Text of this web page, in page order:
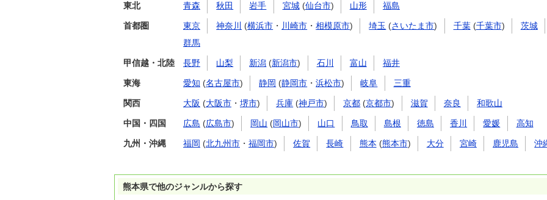
東北 青森 秋田 岩手 宮城(仙台市) 山形 福島
首都圏 東京 神奈川 (横浜市 ・ 川崎市 ・相模原市) 埼玉 (さいたま市) 千葉(千葉市) 茨城
群馬
甲信越・北陸 長野 山梨 新潟 (新潟市) 石川 富山 福井
東海 愛知 (名古屋市) 静岡 (静岡市 ・浜松市) 岐阜 三重
関西 大阪 (大阪市 ・ 堺市) 兵庫 (神戸市) 京都 (京都市) 滋賀 奈良 和歌山
中国・四国 広島 (広島市) 岡山 (岡山市) 山口 鳥取 島根 徳島 香川 愛媛 高知
九州・沖縄 福岡 (北九州市 ・ 福岡市) 佐賀 長崎 熊本 (熊本市) 大分 宮崎 鹿児島 沖
熊本県で他のジャンルから探す